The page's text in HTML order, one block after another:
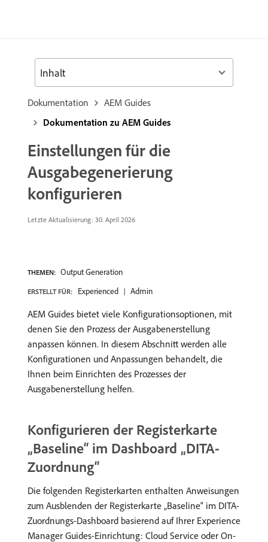
Dokumentation
AEM Guides
Dokumentation zu AEM Guides
Einstellungen für die
Ausgabegenerierung
konfigurieren
Letzte Aktualisierung: 30. April 2026
THEMEN: Output Generation
ERSTELLT FÜR: Experienced Admin
AEM Guides bietet viele Konfigurationsoptionen, mit
denen Sie den Prozess der Ausgabenerstellung
anpassen können. In diesem Abschnitt werden alle
Konfigurationen und Anpassungen behandelt, die
Ihnen beim Einrichten des Prozesses der
Ausgabenerstellung helfen.
Konfigurieren der Registerkarte
„Baseline“ im Dashboard „DITA-
Zuordnung“
Die folgenden Registerkarten enthalten Anweisungen
zum Ausblenden der Registerkarte „Baseline“ im DITA-
Zuordnungs-Dashboard basierend auf Ihrer Experience
Manager Guides-Einrichtung: Cloud Service oder On-
Inhalt